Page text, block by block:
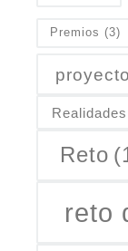
Premios (3)
Realidades
Reto
reto